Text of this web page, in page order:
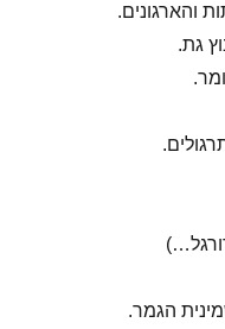
והארגונים.
הגמר.